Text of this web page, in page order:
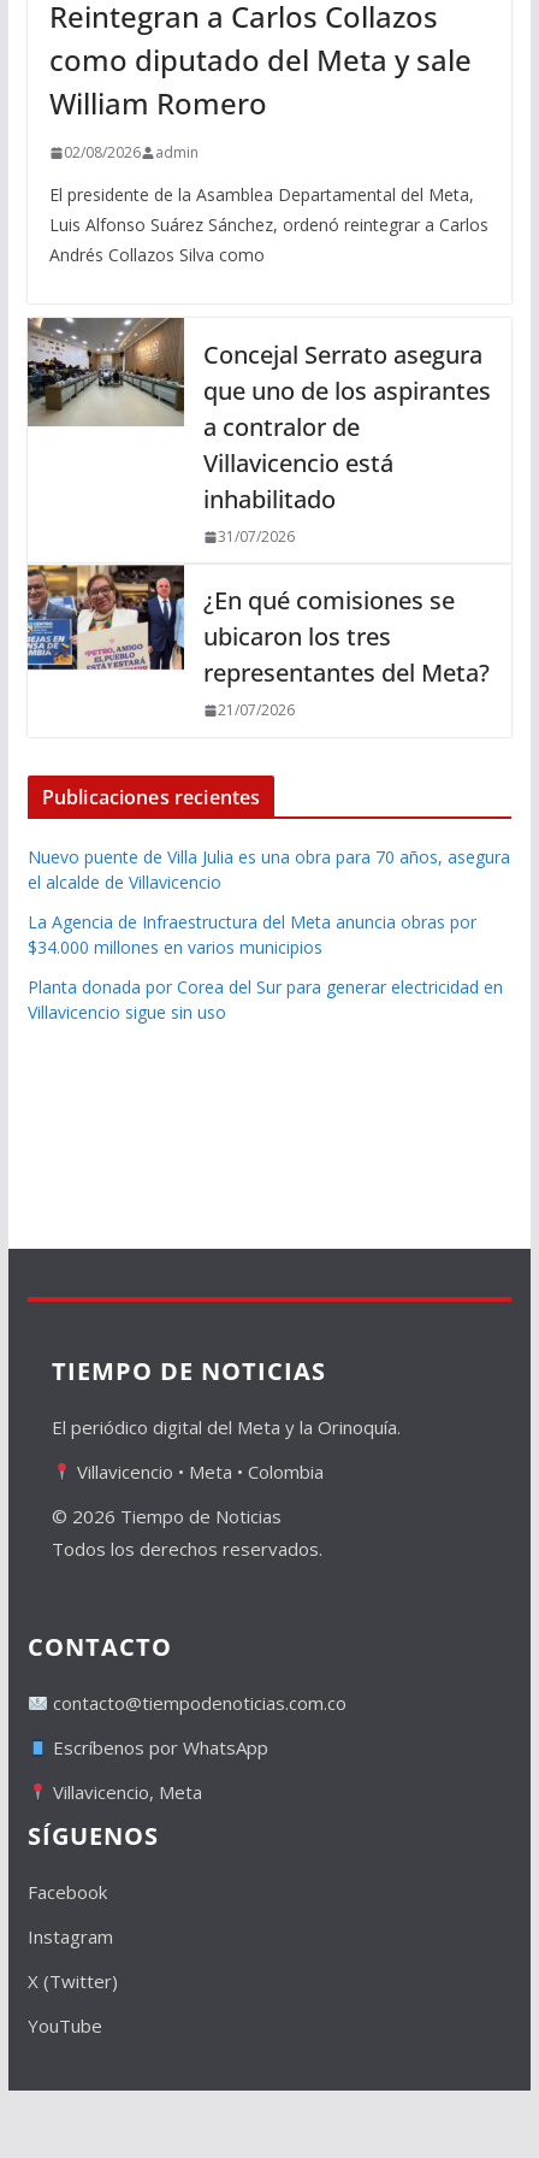
Reintegran a Carlos Collazos
como diputado del Meta y sale
William Romero
02/08/2026 admin
El presidente de la Asamblea Departamental del Meta,
Luis Alfonso Suárez Sánchez, ordenó reintegrar a Carlos
Andrés Collazos Silva como
Concejal Serrato asegura
que uno de los aspirantes
a contralor de
Villavicencio está
inhabilitado
31/07/2026
¿En qué comisiones se
ubicaron los tres
representantes del Meta?
21/07/2026
Publicaciones recientes
Nuevo puente de Villa Julia es una obra para 70 años, asegura
el alcalde de Villavicencio
La Agencia de Infraestructura del Meta anuncia obras por
$34.000 millones en varios municipios
Planta donada por Corea del Sur para generar electricidad en
Villavicencio sigue sin uso
TIEMPO DE NOTICIAS
El periódico digital del Meta y la Orinoquía.
Villavicencio • Meta • Colombia
© 2026 Tiempo de Noticias
Todos los derechos reservados.
CONTACTO
contacto@tiempodenoticias.com.co
Escríbenos por WhatsApp
Villavicencio, Meta
SÍGUENOS
Facebook
Instagram
X (Twitter)
YouTube